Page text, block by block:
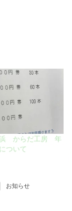
浜 からだ工房 年
ついて
お知らせ